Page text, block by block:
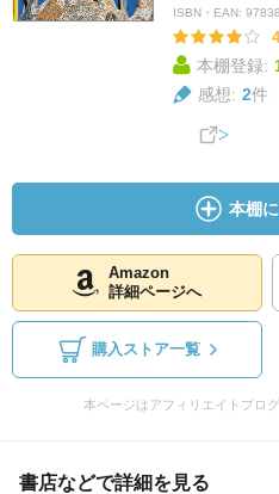
ISBN・EAN:
本棚登録:
感想: 2件
本棚
Amazon
詳細ページへ
購入ストア一覧
本ページはアフィリエイトプロ
書店などで詳細を見る